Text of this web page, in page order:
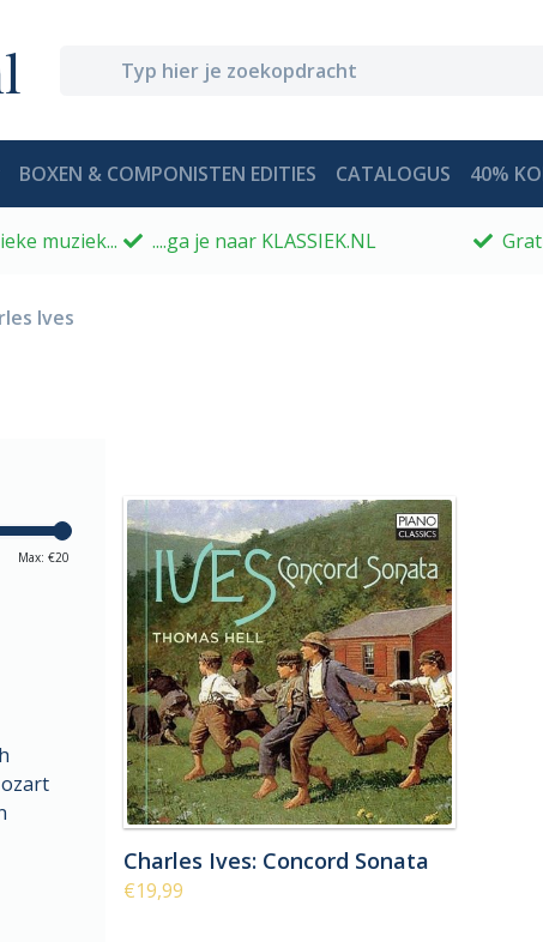
BOXEN & COMPONISTEN EDITIES CATALOGUS 40%
muziek... ....ga je naar KLASSIEK.NL
Ives
Max: €20
Charles Ives: Concord Sonata
€19,99